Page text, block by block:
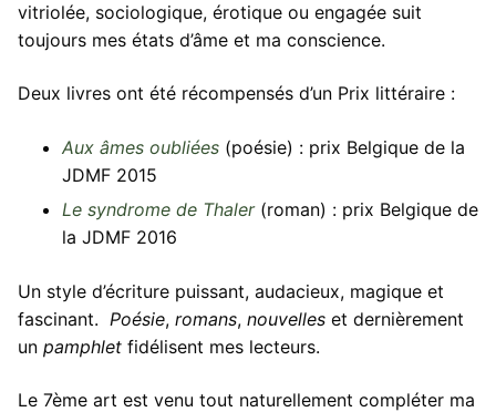
Contact
vitriolée, sociologique, érotique ou engagée suit
toujours mes états d’âme et ma conscience.
Deux livres ont été récompensés d’un Prix littéraire :
Aux âmes oubliées (poésie) : prix Belgique de la
JDMF 2015
Le syndrome de Thaler(roman) : prix Belgique de
la JDMF 2016
Un style d’écriture puissant, audacieux, magique et
fascinant. Poésie, romans, nouvelles et dernièrement
un pamphlet fidélisent mes lecteurs.
Le 7ème art est venu tout naturellement compléter ma